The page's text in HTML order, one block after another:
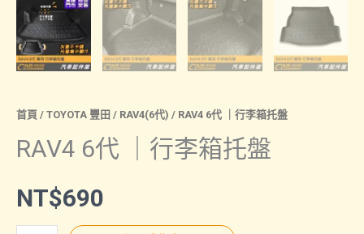
首頁 / TOYOTA 豐田 / RAV4(6代) / RAV4 6代 ｜行李箱托盤
RAV4 6代 ｜行李箱托盤
NT$690